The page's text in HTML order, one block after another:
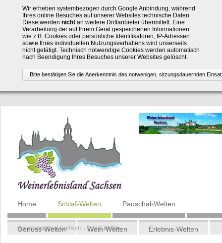
Wir erheben systembezogen durch Google Anbindung, während
Ihres online Besuches auf unserer Websites technische Daten.
Diese werden nichtan weitere Drittanbieter übermittelt. Eine
Verarbeitung der auf Ihrem Gerät gespeicherten Informationen
wie z.B. Cookies oder persönliche Identifikatoren, IP-Adressen
sowie Ihres individuellen Nutzungsverhaltens wird unserseits
nicht getätigt. Technisch notwendige Cookies werden automatisch
nach Beendigung Ihres Besuches unserer Websites gelöscht.
Navigation
überspringen
Home Schlaf-Welten Pauschal-Welten
Genuss-Welten Wein-Welten Erlebnis-Welten
Weinerlebnisland Sachsen :: Schlaf-Welten